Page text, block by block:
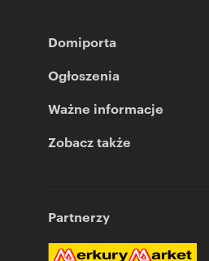
Domiporta
Ogłoszenia
Ważne informacje
Zobacz także
Partnerzy